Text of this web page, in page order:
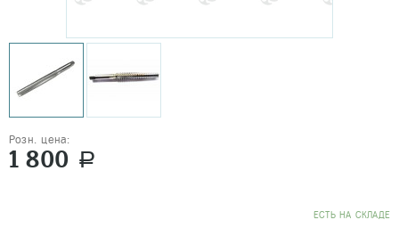
Розн. цена:
1 800 a
EСТЬ НА СКЛАДЕ